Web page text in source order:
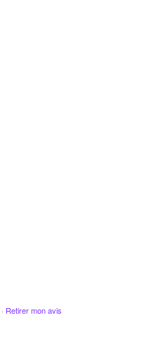
· Retirer mon avis